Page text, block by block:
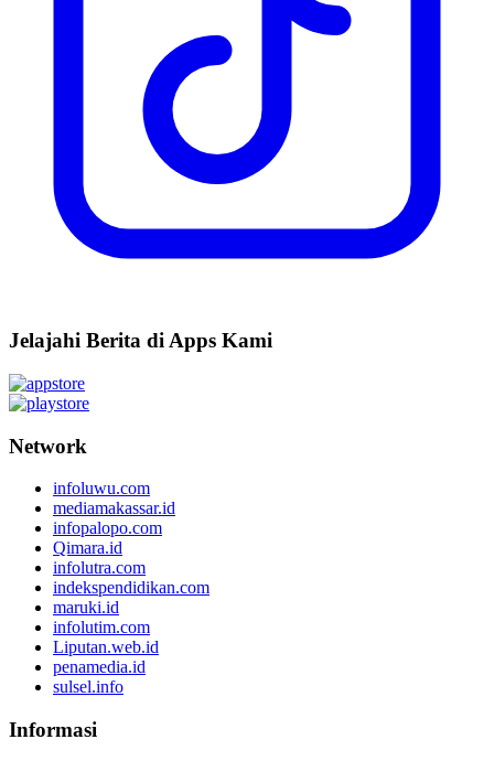
Jelajahi Berita di Apps Kami
Network
infoluwu.com
mediamakassar.id
infopalopo.com
Qimara.id
infolutra.com
indekspendidikan.com
maruki.id
infolutim.com
Liputan.web.id
penamedia.id
sulsel.info
Informasi